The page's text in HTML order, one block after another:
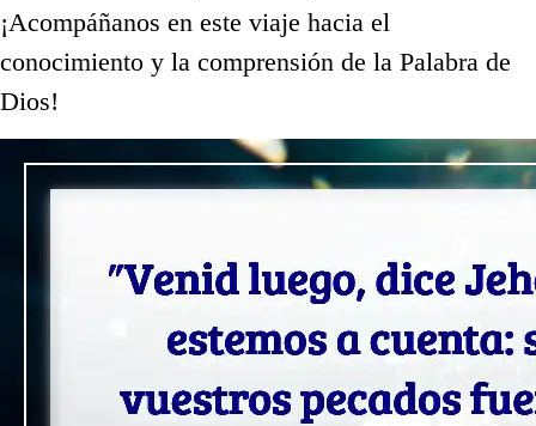
¡Acompáñanos en este viaje hacia el
conocimiento y la comprensión de la Palabra de
Dios!